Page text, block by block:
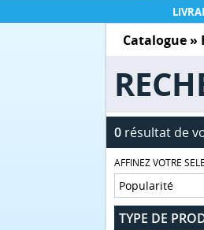
Catalogue»
0résultat de
AFFINEZ VOTRE
TYPE DE